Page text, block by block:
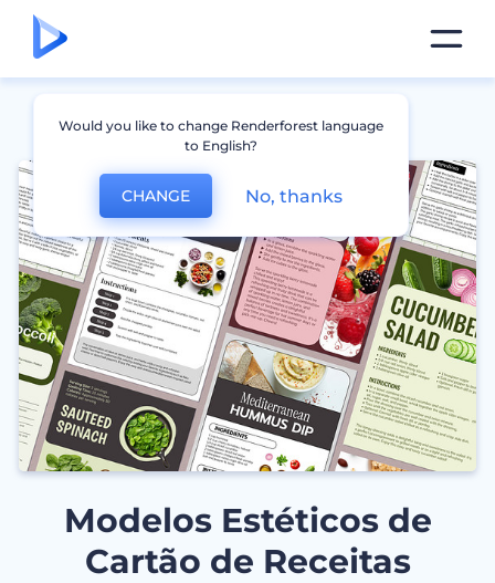
Modelos Estéticos de
Cartão de Receitas
Would you like to change Renderforest language
to English?
CHANGE No, thanks